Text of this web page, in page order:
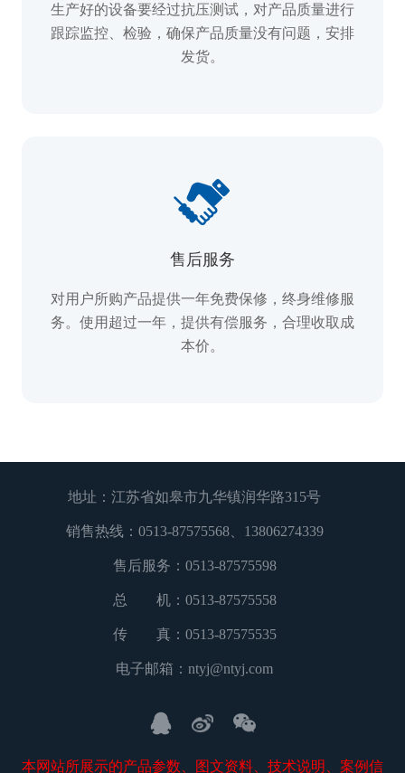
生产好的设备要经过抗压测试，对产品质量进行
跟踪监控、检验，确保产品质量没有问题，安排
发货。
售后服务
对用户所购产品提供一年免费保修，终身维修服
务。使用超过一年，提供有偿服务，合理收取成
本价。
地址：江苏省如皋市九华镇润华路315号
销售热线： 0513-87575568、 13806274339
售后服务： 0513-87575598
总 机： 0513-87575558
传 真：0513-87575535
电子邮箱：ntyj@ntyj.com
本网站所展示的产品参数、图文资料、技术说明、案例信